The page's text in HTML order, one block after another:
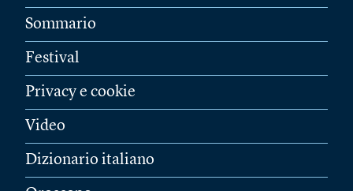
Sommario
Festival
Privacy e cookie
Video
Dizionario italiano